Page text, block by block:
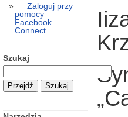
Zaloguj przy
pomocy
Facebook
Connect
Szukaj